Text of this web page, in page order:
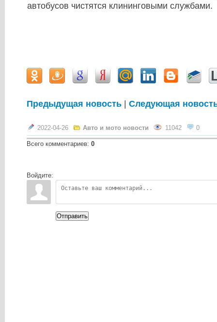
автобусов чистятся клининговыми службами.
Предыдущая новость | Следующая
2022-04-26 Авто и мото новости 11042 0
Всего комментариев: 0
Войдите:
Отправить